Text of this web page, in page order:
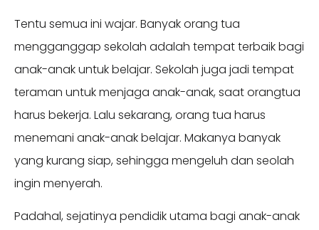
Tentu semua ini wajar. Banyak orang tua
mengganggap sekolah adalah tempat terbaik bagi
anak-anak untuk belajar. Sekolah juga jadi tempat
teraman untuk menjaga anak-anak, saat orangtua
harus bekerja. Lalu sekarang, orang tua harus
menemani anak-anak belajar. Makanya banyak
yang kurang siap, sehingga mengeluh dan seolah
ingin menyerah.
Padahal, sejatinya pendidik utama bagi anak-anak